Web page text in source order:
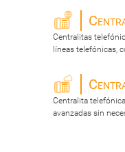
Centralitas
líneas telefónicas,
Centralita
avanzadas sin